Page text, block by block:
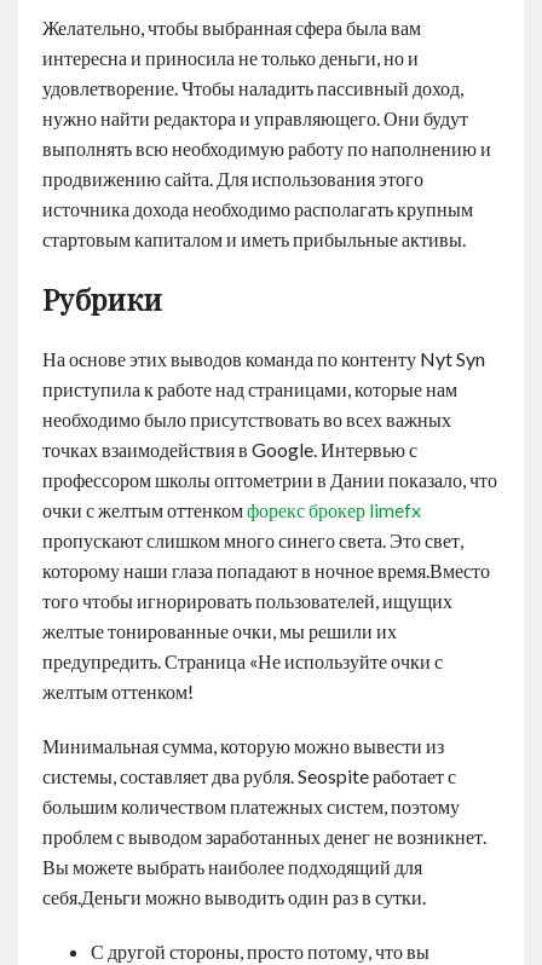
Желательно, чтобы выбранная сфера была вам
интересна и приносила не только деньги, но и
удовлетворение. Чтобы наладить пассивный доход,
нужно найти редактора и управляющего. Они будут
выполнять всю необходимую работу по наполнению и
продвижению сайта. Для использования этого
источника дохода необходимо располагать крупным
стартовым капиталом и иметь прибыльные активы.
Рубрики
На основе этих выводов команда по контенту Nyt Syn
приступила к работе над страницами, которые нам
необходимо было присутствовать во всех важных
точках взаимодействия в Google. Интервью с
профессором школы оптометрии в Дании показало, что
очки с желтым оттенкомфорекс брокер limefx
пропускают слишком много синего света. Это свет,
которому наши глаза попадают в ночное время.Вместо
того чтобы игнорировать пользователей, ищущих
желтые тонированные очки, мы решили их
предупредить. Страница «Не используйте очки с
желтым оттенком!
Минимальная сумма, которую можно вывести из
системы, составляет два рубля. Seospite работает с
большим количеством платежных систем, поэтому
проблем с выводом заработанных денег не возникнет.
Вы можете выбрать наиболее подходящий для
себя.Деньги можно выводить один раз в сутки.
С другой стороны, просто потому, что вы